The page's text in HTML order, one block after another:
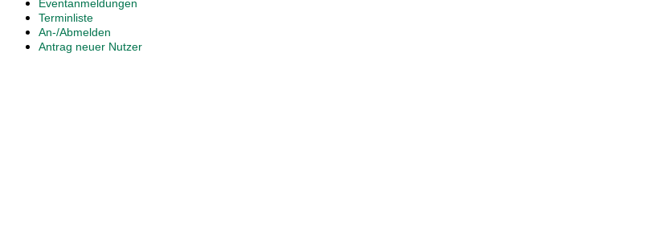
Eventanmeldungen
Terminliste
An-/Abmelden
Antrag neuer Nutzer